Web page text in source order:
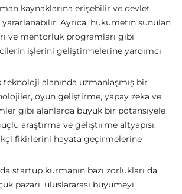
kaynaklarına erişebilir ve devlet
Ayrıca, hükümetin sunulan
ve mentorluk programları gibi
işlerini geliştirmelerine yardımcı
teknoloji alanında uzmanlaşmış bir
oyun geliştirme, yapay zeka ve
gibi alanlarda büyük bir potansiyele
araştırma ve geliştirme altyapısı,
fikirlerini hayata geçirmelerine
startup kurmanın bazı zorlukları da
pazarı, uluslararası büyümeyi